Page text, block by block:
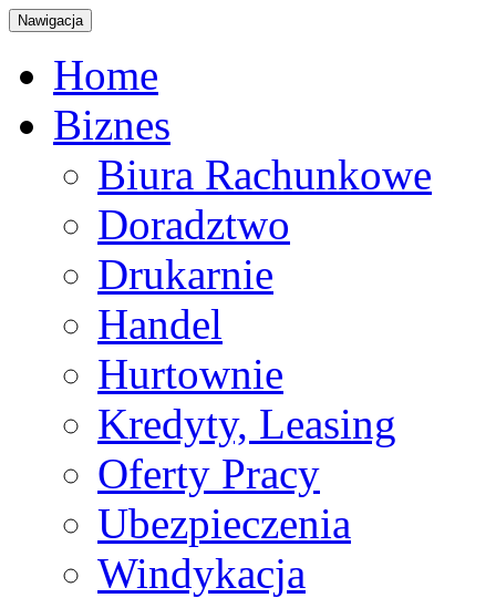
Nawigacja
Home
Biznes
Biura Rachunkowe
Doradztwo
Drukarnie
Handel
Hurtownie
Kredyty, Leasing
Oferty Pracy
Ubezpieczenia
Windykacja